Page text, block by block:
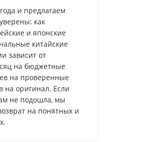
и предлагаем
как
и японские
китайские
зависит от
на бюджетные
на проверенные
на оригинал. Если
не подошла, мы
на понятных и